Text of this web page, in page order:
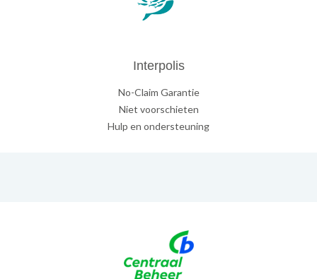
Interpolis
No-Claim Garantie
Niet voorschieten
Hulp en ondersteuning